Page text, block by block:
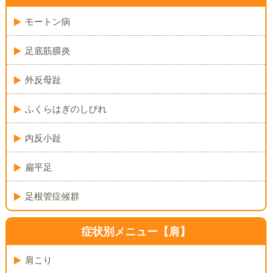
モートン病
足底筋膜炎
外反母趾
ふくらはぎのしびれ
内反小趾
扁平足
足根管症候群
症状別メニュー【肩】
肩こり